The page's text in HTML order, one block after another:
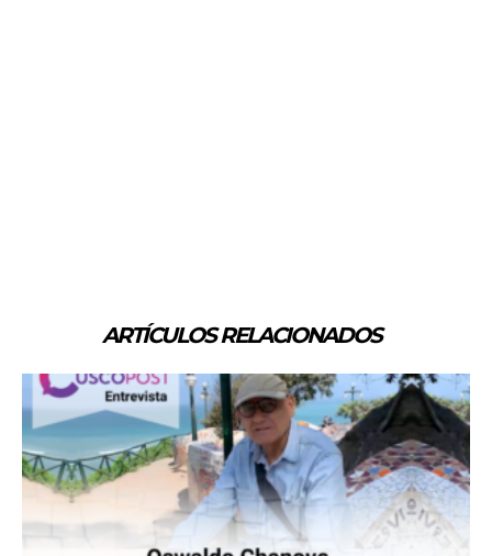
ARTÍCULOS RELACIONADOS